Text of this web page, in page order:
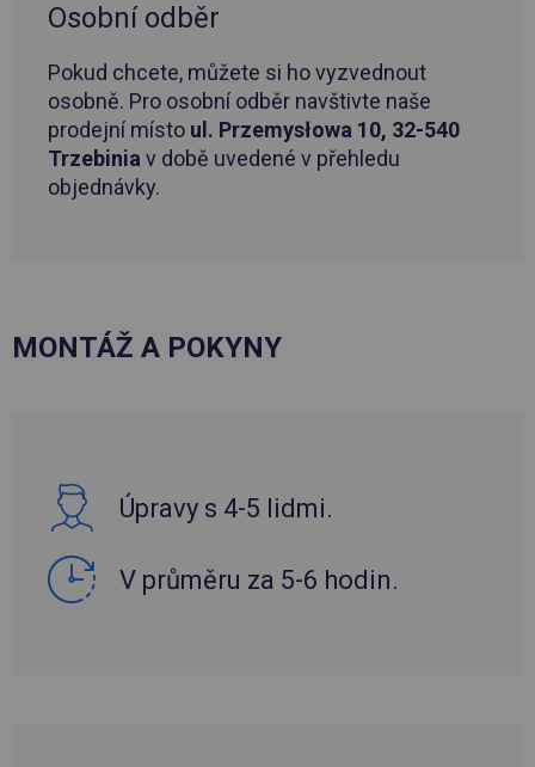
Osobní odběr
Pokud chcete, můžete si ho vyzvednout
osobně. Pro osobní odběr navštivte naše
prodejní místo ul. Przemysłowa 10, 32-540
Trzebiniav době uvedené v přehledu
objednávky.
MONTÁŽ A POKYNY
Úpravy s 4-5 lidmi.
V průměru za 5-6 hodin.